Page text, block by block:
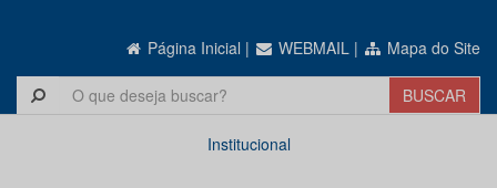
Página Inicial | WEBMAIL | Mapa do Site
Institucional